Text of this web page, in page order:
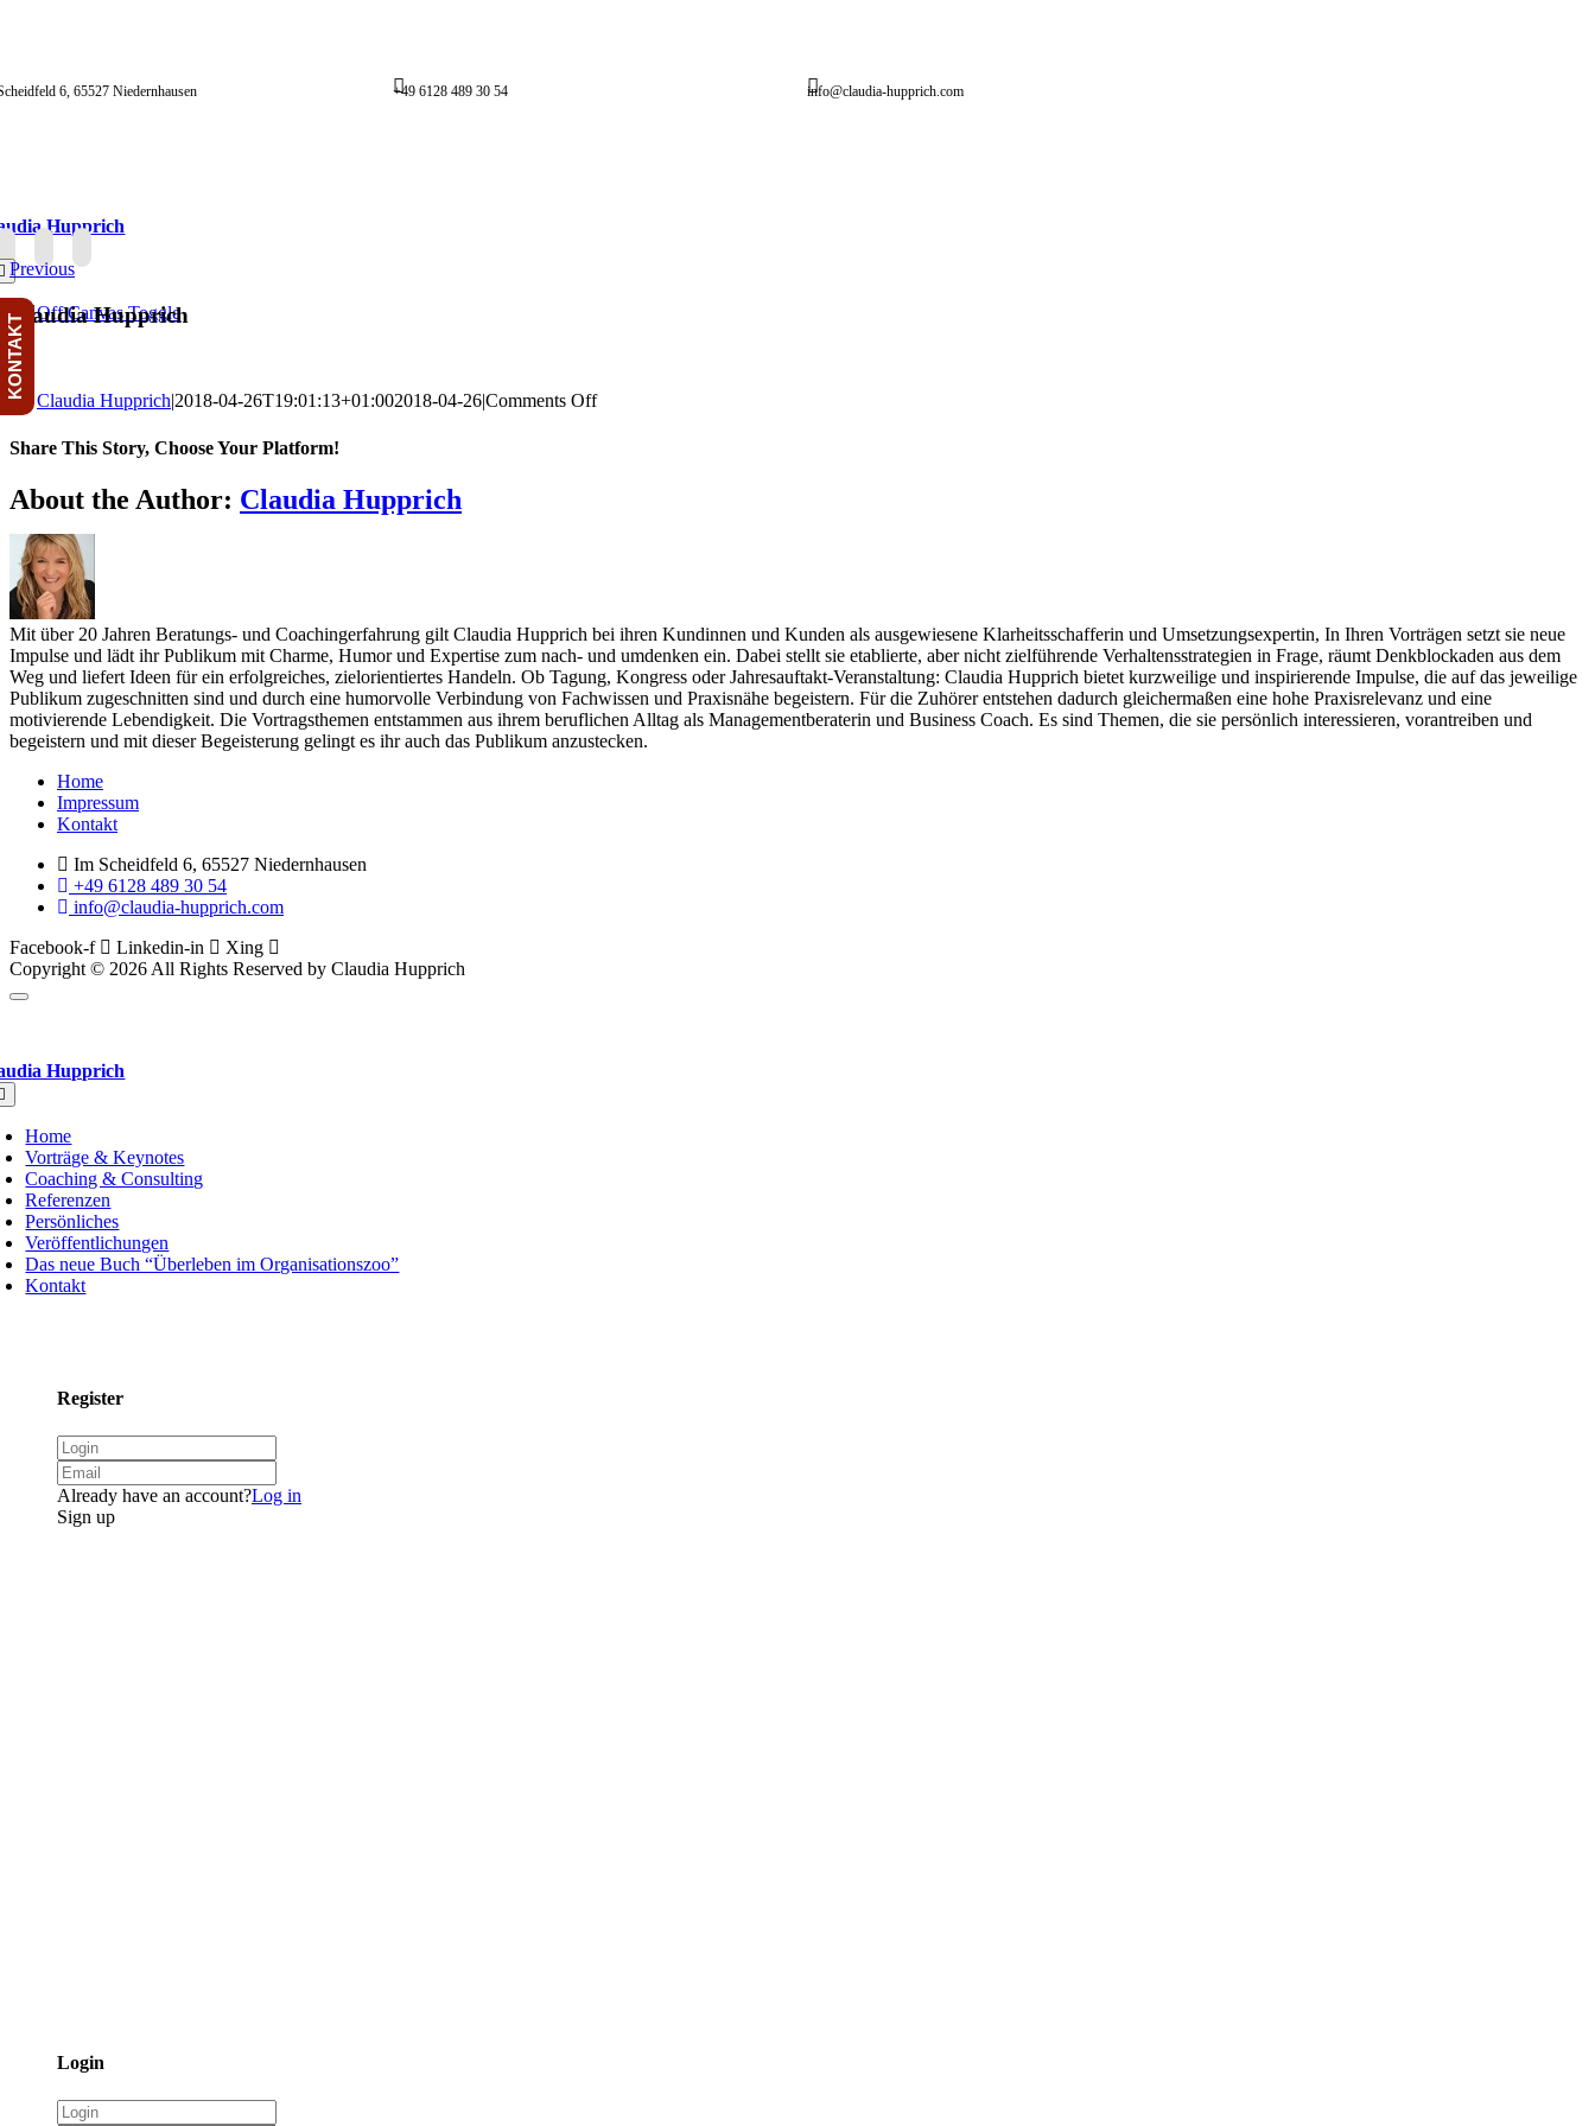
6, 65527 Niedernhausen +49 6128 489 30 54 info@claudia-hupprich.com
Hupprich
Off Canvas Toggle
Previous
Claudia Hupprich
ByClaudia Hupprich|2018-04-26T19:01:13+01:002018-04-26|Comments Offon
Share This Story, Choose Your Platform!
Facebook
Twitter
Reddit
LinkedIn
WhatsApp
Telegram
Tumblr
Pinterest
Vk
Xing
Email
About the Author: Claudia Hupprich
Mit über 20 Jahren Beratungs- und Coachingerfahrung gilt Claudia Hupprich bei ihren Kundinnen und Kunden als ausgewiesene Klarheitsschafferin und Umsetzungsexpertin, In Ihren Vorträgen setzt sie neue
Impulse und lädt ihr Publikum mit Charme, Humor und Expertise zum nach- und umdenken ein. Dabei stellt sie etablierte, aber nicht zielführende Verhaltensstrategien in Frage, räumt Denkblockaden aus dem
Weg und liefert Ideen für ein erfolgreiches, zielorientiertes Handeln. Ob Tagung, Kongress oder Jahresauftakt-Veranstaltung: Claudia Hupprich bietet kurzweilige und inspirierende Impulse, die auf das jeweilige
Publikum zugeschnitten sind und durch eine humorvolle Verbindung von Fachwissen und Praxisnähe begeistern. Für die Zuhörer entstehen dadurch gleichermaßen eine hohe Praxisrelevanz und eine
motivierende Lebendigkeit. Die Vortragsthemen entstammen aus ihrem beruflichen Alltag als Managementberaterin und Business Coach. Es sind Themen, die sie persönlich interessieren, vorantreiben und
begeistern und mit dieser Begeisterung gelingt es ihr auch das Publikum anzustecken.
Menu
Home
Impressum
Kontakt
Im Scheidfeld 6, 65527 Niedernhausen
+49 6128 489 30 54
info@claudia-hupprich.com
Facebook-f
Linkedin-in
Xing
Copyright © 2026 All Rights Reserved by Claudia Hupprich
Hupprich
Home
Vorträge & Keynotes
Coaching & Consulting
Referenzen
Persönliches
Veröffentlichungen
Das neue Buch “Überleben im Organisationszoo”
Kontakt
Register
Already have an account?Log in
Sign up
Login
KONTAKT